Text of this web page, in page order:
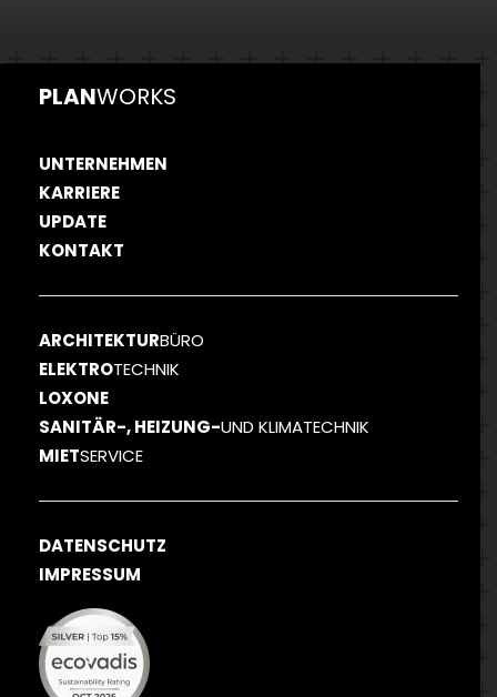
PLANWORKS
UNTERNEHMEN
KARRIERE
UPDATE
KONTAKT
ARCHITEKTURBÜRO
ELEKTROTECHNIK
LOXONE
SANITÄR-, HEIZUNG-UND KLIMATECHNIK
MIETSERVICE
DATENSCHUTZ
IMPRESSUM